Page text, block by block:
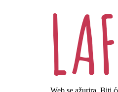
Web se ažurira. Biti